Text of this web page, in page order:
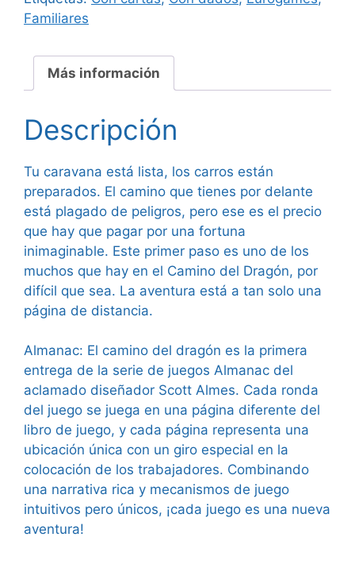
cantidad
Familiares
Más información
Descripción
Tu caravana está lista, los carros están
preparados. El camino que tienes por delante
está plagado de peligros, pero ese es el precio
que hay que pagar por una fortuna
inimaginable. Este primer paso es uno de los
muchos que hay en el Camino del Dragón, por
difícil que sea. La aventura está a tan solo una
página de distancia.
Almanac: El camino del dragón es la primera
entrega de la serie de juegos Almanac del
aclamado diseñador Scott Almes. Cada ronda
del juego se juega en una página diferente del
libro de juego, y cada página representa una
ubicación única con un giro especial en la
colocación de los trabajadores. Combinando
una narrativa rica y mecanismos de juego
intuitivos pero únicos, ¡cada juego es una nueva
aventura!